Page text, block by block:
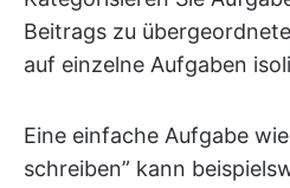
Beitrags zu
auf einzelne Aufgaben
Eine einfache Aufgabe
schreiben” kann